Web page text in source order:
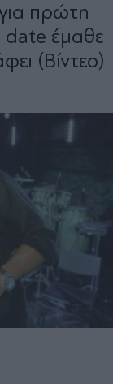
πρώτη
έμαθε
(Βίντεο)